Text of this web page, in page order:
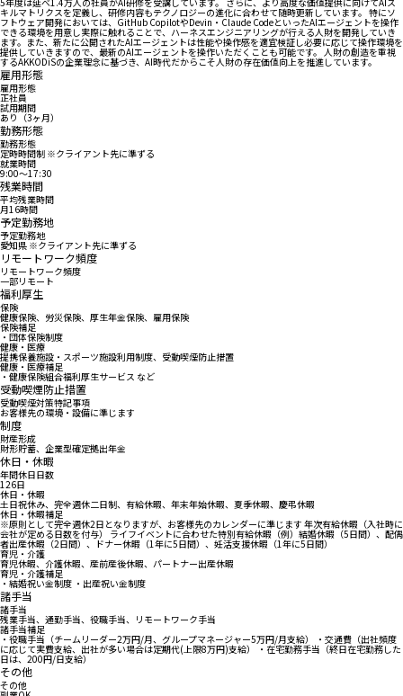
キルマトリクスを定義し、研修内容もテクノロジーの進化に合わせて随時更新しています。 特にソ
フトウェア開発においては、GitHub CopilotやDevin・Claude CodeといったAIエージェントを操作
できる環境を用意し実際に触れることで、ハーネスエンジニアリングが行える人財を開発していき
ます。また、新たに公開されたAIエージェントは性能や操作感を適宜検証し必要に応じて操作環境を
提供していきますので、最新のAIエージェントを操作いただくことも可能です。 人財の創造を重視
するAKKODiSの企業理念に基づき、AI時代だからこそ人財の存在価値向上を推進しています。
雇用形態
雇用形態
正社員
試用期間
あり（3ヶ月）
勤務形態
勤務形態
定時時間制 ※クライアント先に準ずる
就業時間
9:00〜17:30
残業時間
平均残業時間
月16時間
予定勤務地
予定勤務地
愛知県 ※クライアント先に準ずる
リモートワーク頻度
リモートワーク頻度
一部リモート
福利厚生
保険
健康保険、労災保険、厚生年金保険、雇用保険
保険補足
・団体保険制度
健康・医療
提携保養施設・スポーツ施設利用制度、受動喫煙防止措置
健康・医療補足
・健康保険組合福利厚生サービス など
受動喫煙防止措置
受動喫煙対策特記事項
お客様先の環境・設備に準じます
制度
財産形成
財形貯蓄、企業型確定拠出年金
休日・休暇
年間休日日数
126日
休日・休暇
土日祝休み、完全週休二日制、有給休暇、年末年始休暇、夏季休暇、慶弔休暇
休日・休暇補足
※原則として完全週休2日となりますが、お客様先のカレンダーに準じます 年次有給休暇（入社時に
会社が定める日数を付与） ライフイベントに合わせた特別有給休暇（例）結婚休暇（5日間）、配偶
者出産休暇（2日間）、ドナー休暇（1年に5日間）、妊活支援休暇（1年に5日間）
育児・介護
育児休暇、介護休暇、産前産後休暇、パートナー出産休暇
育児・介護補足
・結婚祝い金制度 ・出産祝い金制度
諸手当
諸手当
残業手当、通勤手当、役職手当、リモートワーク手当
諸手当補足
・役職手当（チームリーダー2万円/月、グループマネージャー5万円/月支給） ・交通費（出社頻度
に応じて実費支給、出社が多い場合は定期代(上限8万円)支給） ・在宅勤務手当（終日在宅勤務した
日は、200円/日支給）
その他
その他